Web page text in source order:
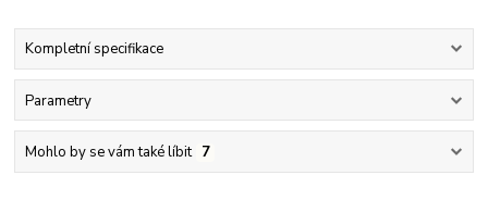
Kompletní specifikace
Parametry
Mohlo by se vám také líbit 7